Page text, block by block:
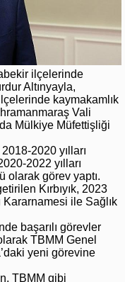
ilçelerinde
Altınyayla,
kaymakamlık
Vali
Mülkiye Müfettişliği
2020 yılları
2022 yılları
olarak görev yaptı.
Kırbıyık, 2023
Kararnamesi ile Sağlık
başarılı görevler
TBMM Genel
yeni görevine
TBMM gibi